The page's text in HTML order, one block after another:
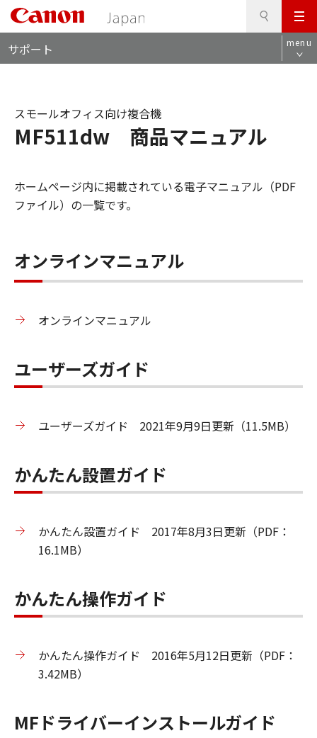
メ
ニ
ュ
サポート menu
MF511dw 商品マニュアル
スモールオフィス向け複合機
ホームページ内に掲載されている電子マニュアル（PDF
ファイル）の一覧です。
オンラインマニュアル
オンラインマニュアル
ユーザーズガイド
ユーザーズガイド 2021年9月9日更新（11.5MB）
かんたん設置ガイド
かんたん設置ガイド 2017年8月3日更新（PDF：
16.1MB）
かんたん操作ガイド
かんたん操作ガイド 2016年5月12日更新（PDF：
3.42MB）
MFドライバーインストールガイド